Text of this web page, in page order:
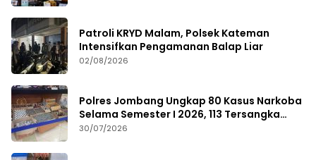
Patroli KRYD Malam, Polsek Kateman
Intensifkan Pengamanan Balap Liar
02/08/2026
Polres Jombang Ungkap 80 Kasus Narkoba
Selama Semester I 2026, 113 Tersangka
Diamankan
30/07/2026